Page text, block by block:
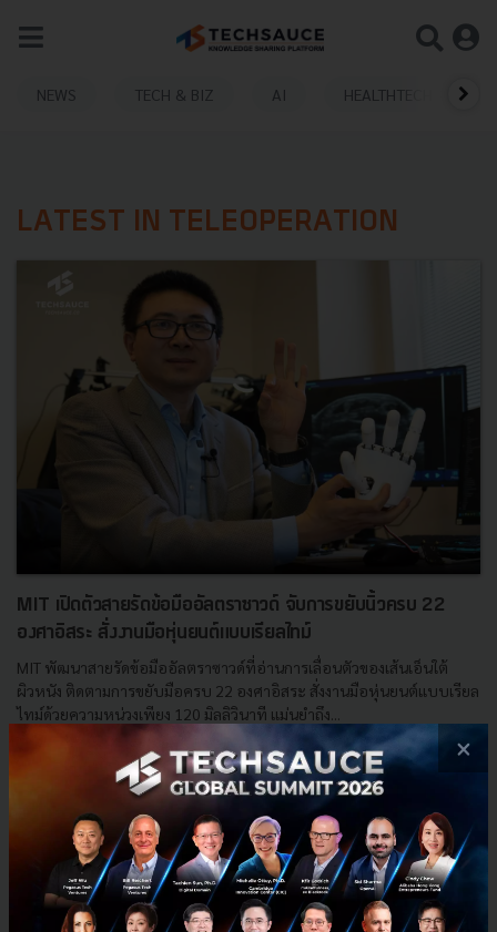
NEWS TECH & BIZ AI HEALTHTECH
LATEST IN TELEOPERATION
MIT เปิดตัวสายรัดข้อมืออัลตราซาวด์ จับการขยับนิ้วครบ 22
องศาอิสระ สั่งงานมือหุ่นยนต์แบบเรียลไทม์
MIT พัฒนาสายรัดข้อมืออัลตราซาวด์ที่อ่านการเลื่อนตัวของเส้นเอ็นใต้
ผิวหนัง ติดตามการขยับมือครบ 22 องศาอิสระ สั่งงานมือหุ่นยนต์แบบเรียล
ไทม์ด้วยความหน่วงเพียง 120 มิลลิวินาที แม่นยำถึง...
| ByTechsauce Team
HealthTech MIT Robotics
×